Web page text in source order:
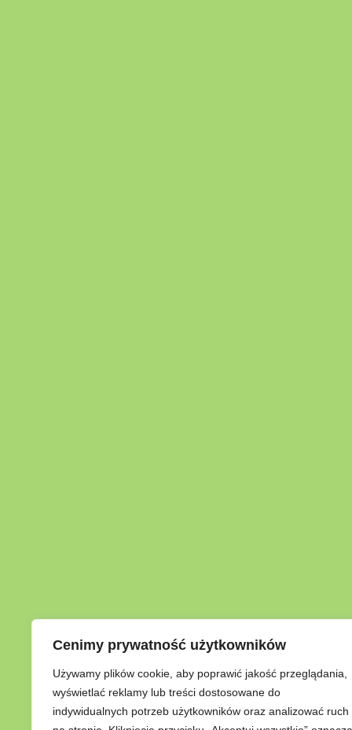
Cenimy prywatność użytkowników
Używamy plików cookie, aby poprawić jakość przeglądania,
wyświetlać reklamy lub treści dostosowane do
indywidualnych potrzeb użytkowników oraz analizować ruch